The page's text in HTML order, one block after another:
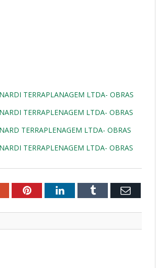
TERRAPLANAGEM LTDA- OBRAS
TERRAPLENAGEM LTDA- OBRAS
TERRAPLENAGEM LTDA- OBRAS
TERRAPLENAGEM LTDA- OBRAS
PinterestLinkedInTumblr Email